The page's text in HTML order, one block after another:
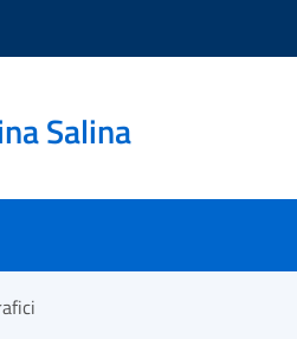
Salina